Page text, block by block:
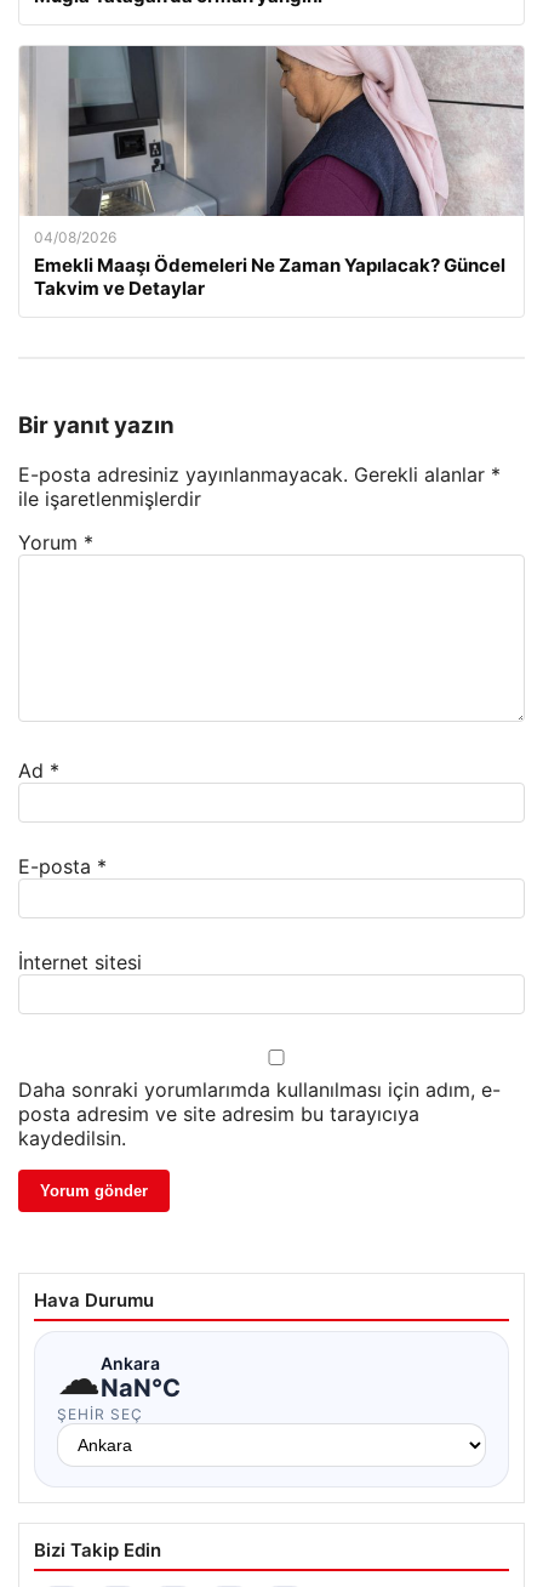
04/08/2026
Emekli Maaşı Ödemeleri Ne Zaman Yapılacak? Güncel
Takvim ve Detaylar
Bir yanıt yazın
E-posta adresiniz yayınlanmayacak. Gerekli alanlar *
ile işaretlenmişlerdir
Yorum *
Ad *
E-posta *
İnternet sitesi
Daha sonraki yorumlarımda kullanılması için adım, e-
posta adresim ve site adresim bu tarayıcıya
kaydedilsin.
Hava Durumu
☁Ankara
NaN°C
ŞEHIR SEÇ
Bizi Takip Edin